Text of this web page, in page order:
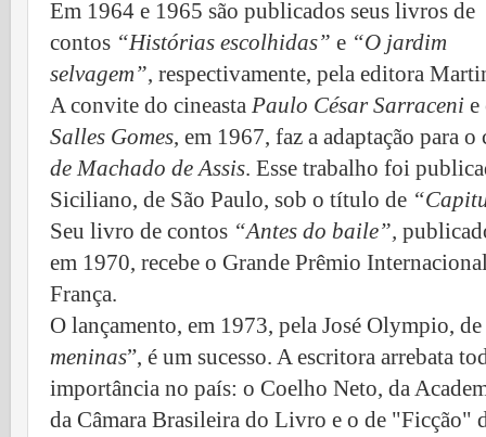
Em 1964 e 1965 são publicados seus livros de
contos “Histórias escolhidas” e “O jardim
selvagem”, respectivamente, pela editora
A convite do cineasta Paulo César Sarraceni e
Salles Gomes, em 1967, faz a adaptação para
de Machado de Assis. Esse trabalho foi
Siciliano, de São Paulo, sob o título de
Seu livro de contos “Antes do baile”,
em 1970, recebe o Grande Prêmio
França.
O lançamento, em 1973, pela José Olympio,
meninas”, é um sucesso. A escritora arrebata
importância no país: o Coelho Neto, da
da Câmara Brasileira do Livro e o de "Ficção"